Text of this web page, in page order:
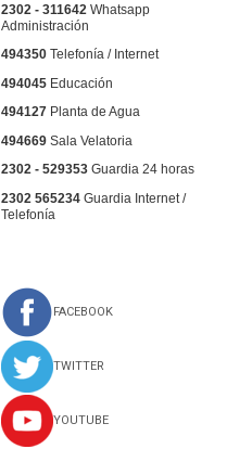
2302 - 311642 Whatsapp
Administración
494350 Telefonía / Internet
494045 Educación
494127 Planta de Agua
494669 Sala Velatoria
2302 - 529353 Guardia 24 horas
2302 565234 Guardia Internet /
Telefonía
FACEBOOK
TWITTER
YOUTUBE